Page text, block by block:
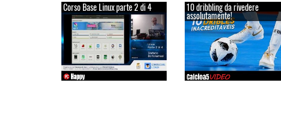
Corso Base Linux parte 2 di 4 10 dribbling da rivedere
assolutamente!